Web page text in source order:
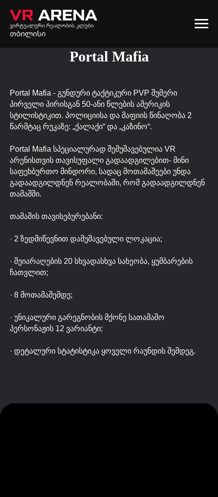
Portal Mafia
Portal Mafia - გუნდური ტაქტიკური PVP შუმერი
პირველი პირისგან 50-ანი წლების ამერიკის
სტილისტიკით. პოლიციისა და მაფიის წინაღობა 2
წარმტაც რუკაზე: „ქალაქი“ და „კაზინო“.
Portal Mafia სპეციალურად შემუშავებულია VR
არენისთვის თავისუფალი გადაადგილებით- მინი
საფეხბურთო მინდორი, სადაც მოთამაშეები უნდა
გადაადგილდნენ რეალობაში, რომ გადაადგილდნენ
თამაშში.
თამაშის თავისებურებანი:
· 2 ზედმიწევნით დამუშავებული ლოკაცია;
· შეიარაღების 20 სხვადასხვა სახეობა, ყუმბარების
ჩათვლით;
· 8 მოთამაშემდე;
· უნიკალური გარეგნობის მქონე სათამაშო
პერსონაჟის 12 ვარიანტი;
· დეტალური სტატისტიკა ყოველი რაუნდის შემდეგ.